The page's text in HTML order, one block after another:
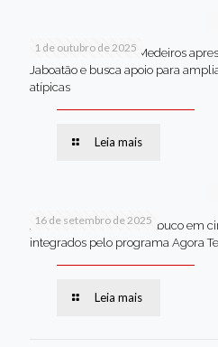
1 de outubro de 2025
Em Brasília, Andréa Medeiros
Jaboatão e busca apoio para
atípicas
Leia mais
16 de setembro de 2025
Jaboatão lidera Pernambuco em
integrados pelo programa Agora
Leia mais